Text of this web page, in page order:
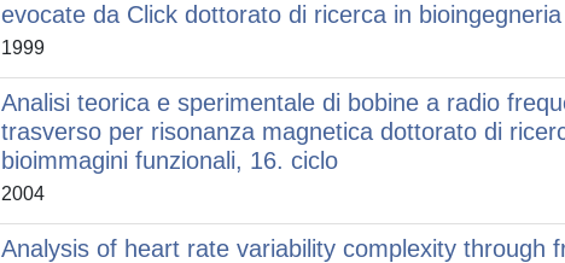
evocate da Click dottorato di ricerca in bioingegneria
1999
Analisi teorica e sperimentale di bobine a radio
trasverso per risonanza magnetica dottorato di
bioimmagini funzionali, 16. ciclo
2004
Analysis of heart rate variability complexity through